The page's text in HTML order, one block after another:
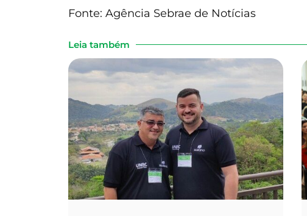
Fonte: Agência Sebrae de Notícias
Leia também